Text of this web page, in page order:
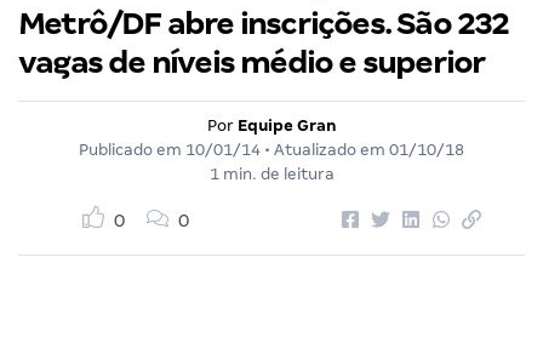
Metrô/DF abre inscrições. São 232
vagas de níveis médio e superior
Por Equipe Gran
Publicado em 10/01/14 • Atualizado em 01/10/18
1 min. de leitura
0 0